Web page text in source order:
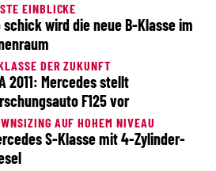
EINBLICKE
schick wird die neue B-Klasse im
DER ZUKUNFT
2011: Mercedes stellt
F125 vor
AUF HOHEM NIVEAU
S-Klasse mit 4-Zylinder-